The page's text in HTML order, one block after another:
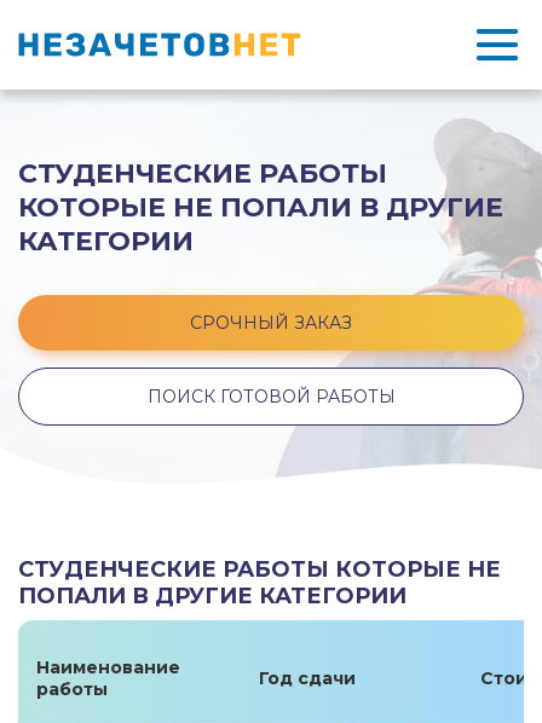
СТУДЕНЧЕСКИЕ РАБОТЫ
КОТОРЫЕ НЕ ПОПАЛИ В ДРУГИЕ
КАТЕГОРИИ
СРОЧНЫЙ ЗАКАЗ
ПОИСК ГОТОВОЙ РАБОТЫ
СТУДЕНЧЕСКИЕ РАБОТЫ КОТОРЫЕ НЕ
ПОПАЛИ В ДРУГИЕ КАТЕГОРИИ
Наименование
работы
Год сдачи